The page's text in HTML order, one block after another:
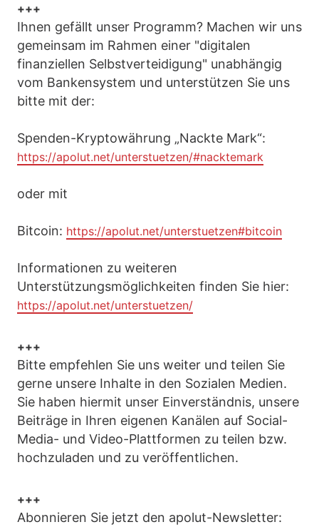
+++
Ihnen gefällt unser Programm? Machen wir uns
gemeinsam im Rahmen einer "digitalen
finanziellen Selbstverteidigung" unabhängig
vom Bankensystem und unterstützen Sie uns
bitte mit der:
Spenden-Kryptowährung „Nackte Mark“:
https://apolut.net/unterstuetzen/#nacktemark
oder mit
Bitcoin: https://apolut.net/unterstuetzen#bitcoin
Informationen zu weiteren
Unterstützungsmöglichkeiten finden Sie hier:
https://apolut.net/unterstuetzen/
+++
Bitte empfehlen Sie uns weiter und teilen Sie
gerne unsere Inhalte in den Sozialen Medien.
Sie haben hiermit unser Einverständnis, unsere
Beiträge in Ihren eigenen Kanälen auf Social-
Media- und Video-Plattformen zu teilen bzw.
hochzuladen und zu veröffentlichen.
+++
Abonnieren Sie jetzt den apolut-Newsletter: